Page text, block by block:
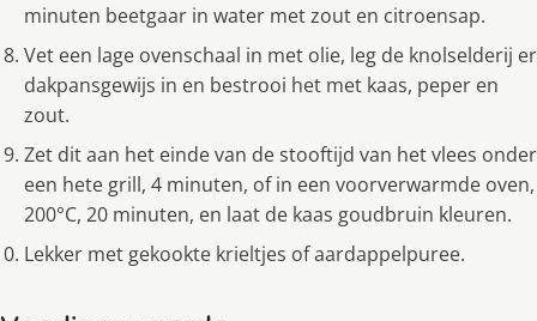
minuten beetgaar in water met zout en citroensap.
Vet een lage ovenschaal in met olie, leg de knolselderij er
dakpansgewijs in en bestrooi het met kaas, peper en
zout.
Zet dit aan het einde van de stooftijd van het vlees onder
een hete grill, 4 minuten, of in een voorverwarmde oven,
200°C, 20 minuten, en laat de kaas goudbruin kleuren.
Lekker met gekookte krieltjes of aardappelpuree.